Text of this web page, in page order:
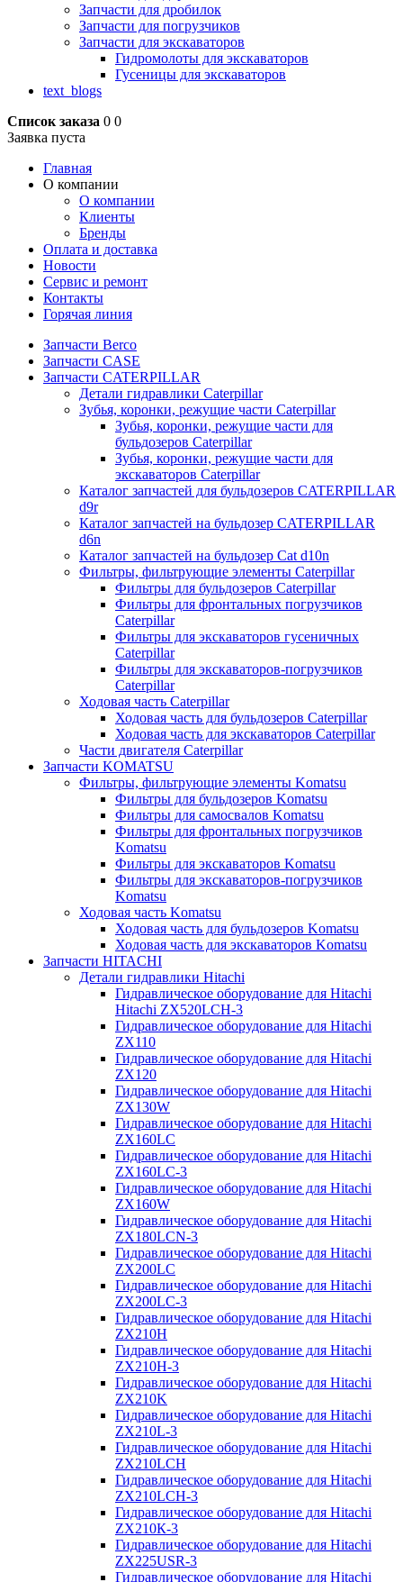
Запчасти для дробилок
Запчасти для погрузчиков
Запчасти для экскаваторов
Гидромолоты для экскаваторов
Гусеницы для экскаваторов
text_blogs
Список заказа 0 0
Заявка пуста
Главная
О компании
О компании
Клиенты
Бренды
Оплата и доставка
Новости
Сервис и ремонт
Контакты
Горячая линия
Запчасти Berco
Запчасти CASE
Запчасти CATERPILLAR
Детали гидравлики Caterpillar
Зубья, коронки, режущие части Caterpillar
Зубья, коронки, режущие части для
бульдозеров Caterpillar
Зубья, коронки, режущие части для
экскаваторов Caterpillar
Каталог запчастей для бульдозеров CATERPILLAR
d9r
Каталог запчастей на бульдозер CATERPILLAR
d6n
Каталог запчастей на бульдозер Сat d10n
Фильтры, фильтрующие элементы Caterpillar
Фильтры для бульдозеров Caterpillar
Фильтры для фронтальных погрузчиков
Caterpillar
Фильтры для экскаваторов гусеничных
Caterpillar
Фильтры для экскаваторов-погрузчиков
Caterpillar
Ходовая часть Caterpillar
Ходовая часть для бульдозеров Caterpillar
Ходовая часть для экскаваторов Caterpillar
Части двигателя Caterpillar
Запчасти KOMATSU
Фильтры, фильтрующие элементы Komatsu
Фильтры для бульдозеров Komatsu
Фильтры для самосвалов Komatsu
Фильтры для фронтальных погрузчиков
Komatsu
Фильтры для экскаваторов Komatsu
Фильтры для экскаваторов-погрузчиков
Komatsu
Ходовая часть Komatsu
Ходовая часть для бульдозеров Komatsu
Ходовая часть для экскаваторов Komatsu
Запчасти HITACHI
Детали гидравлики Hitachi
Гидравлическое оборудование для Hitachi
Hitachi ZX520LCH-3
Гидравлическое оборудование для Hitachi
ZX110
Гидравлическое оборудование для Hitachi
ZX120
Гидравлическое оборудование для Hitachi
ZX130W
Гидравлическое оборудование для Hitachi
ZX160LC
Гидравлическое оборудование для Hitachi
ZX160LC-3
Гидравлическое оборудование для Hitachi
ZX160W
Гидравлическое оборудование для Hitachi
ZX180LCN-3
Гидравлическое оборудование для Hitachi
ZX200LC
Гидравлическое оборудование для Hitachi
ZX200LC-3
Гидравлическое оборудование для Hitachi
ZX210H
Гидравлическое оборудование для Hitachi
ZX210H-3
Гидравлическое оборудование для Hitachi
ZX210K
Гидравлическое оборудование для Hitachi
ZX210L-3
Гидравлическое оборудование для Hitachi
ZX210LCH
Гидравлическое оборудование для Hitachi
ZX210LCH-3
Гидравлическое оборудование для Hitachi
ZX210К-3
Гидравлическое оборудование для Hitachi
ZX225USR-3
Гидравлическое оборудование для Hitachi